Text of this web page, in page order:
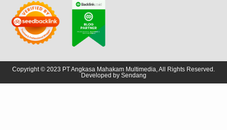
Copyright © 2023 PT Angkasa Mahakam Multimedia, All Rights Reserved.
Developed by Sendang